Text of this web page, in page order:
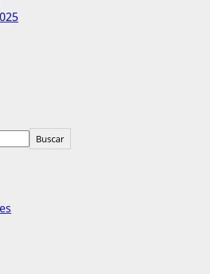
Buscar